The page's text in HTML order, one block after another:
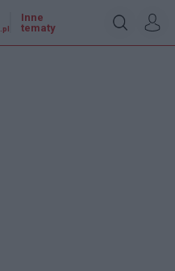
.pl
Inne
tematy